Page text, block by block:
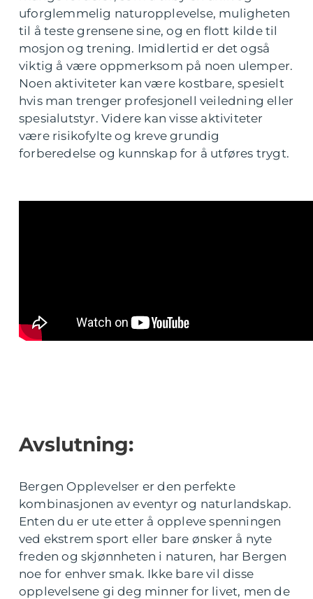
uforglemmelig naturopplevelse, muligheten
til å teste grensene sine, og en flott kilde til
mosjon og trening. Imidlertid er det også
viktig å være oppmerksom på noen ulemper.
Noen aktiviteter kan være kostbare, spesielt
hvis man trenger profesjonell veiledning eller
spesialutstyr. Videre kan visse aktiviteter
være risikofylte og kreve grundig
forberedelse og kunnskap for å utføres trygt.
Avslutning:
Bergen Opplevelser er den perfekte
kombinasjonen av eventyr og naturlandskap.
Enten du er ute etter å oppleve spenningen
ved ekstrem sport eller bare ønsker å nyte
freden og skjønnheten i naturen, har Bergen
noe for enhver smak. Ikke bare vil disse
opplevelsene gi deg minner for livet, men de